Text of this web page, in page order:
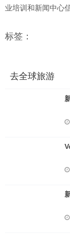
业培训和新闻中心
标签：
去全球旅游